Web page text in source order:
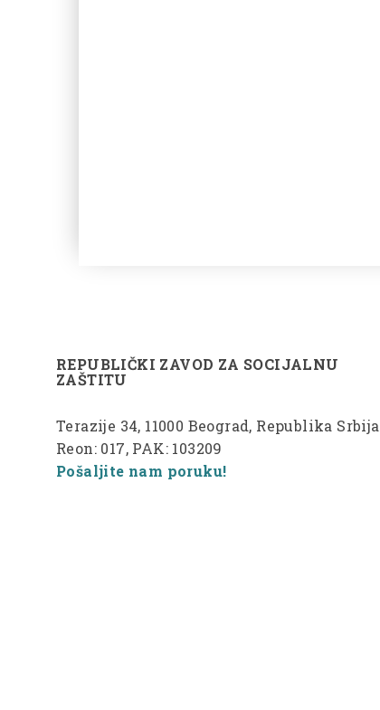
REPUBLIČKI ZAVOD ZA SOCIJALNU
ZAŠTITU
Terazije 34, 11000 Beograd, Republika Srbija
Reon: 017, PAK: 103209
Pošaljite nam poruku!